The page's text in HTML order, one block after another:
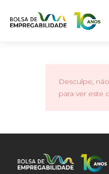
Desculpe,
para ver este